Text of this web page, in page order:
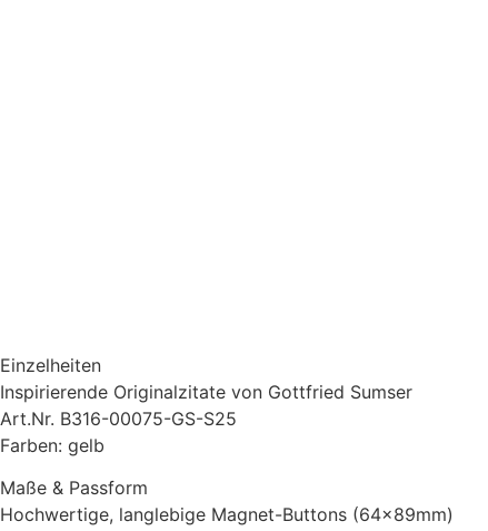
Einzelheiten
Inspirierende Originalzitate von Gottfried Sumser
Art.Nr. B316-00075-GS-S25
Farben: gelb
Maße & Passform
Hochwertige, langlebige Magnet-Buttons (64x89mm)